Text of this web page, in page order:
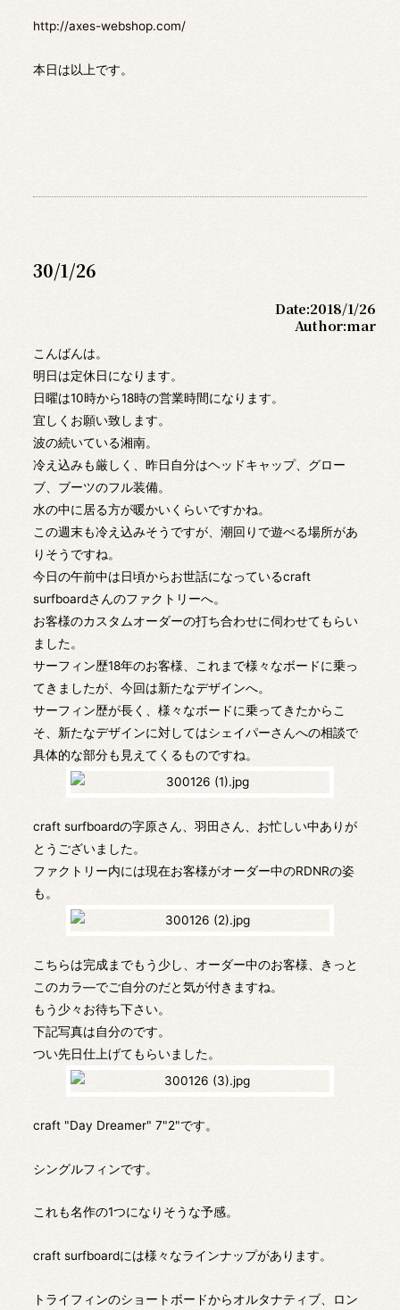
http://axes-webshop.com/
本日は以上です。
30/1/26
Date:2018/1/26
Author:mar
こんばんは。
明日は定休日になります。
日曜は10時から18時の営業時間になります。
宜しくお願い致します。
波の続いている湘南。
冷え込みも厳しく、昨日自分はヘッドキャップ、グロー
ブ、ブーツのフル装備。
水の中に居る方が暖かいくらいですかね。
この週末も冷え込みそうですが、潮回りで遊べる場所があ
りそうですね。
今日の午前中は日頃からお世話になっているcraft
surfboardさんのファクトリーへ。
お客様のカスタムオーダーの打ち合わせに伺わせてもらい
ました。
サーフィン歴18年のお客様、これまで様々なボードに乗っ
てきましたが、今回は新たなデザインへ。
サーフィン歴が長く、様々なボードに乗ってきたからこ
そ、新たなデザインに対してはシェイパーさんへの相談で
具体的な部分も見えてくるものですね。
craft surfboardの字原さん、羽田さん、お忙しい中ありが
とうございました。
ファクトリー内には現在お客様がオーダー中のRDNRの姿
も。
こちらは完成までもう少し、オーダー中のお客様、きっと
このカラ―でご自分のだと気が付きますね。
もう少々お待ち下さい。
下記写真は自分のです。
つい先日仕上げてもらいました。
craft "Day Dreamer" 7"2"です。
シングルフィンです。
これも名作の1つになりそうな予感。
craft surfboardには様々なラインナップがあります。
トライフィンのショートボードからオルタナティブ、ロン